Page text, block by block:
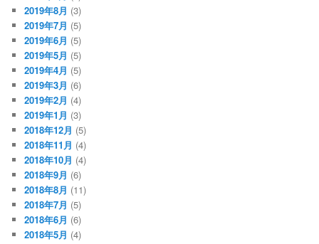
2019年8月 (3)
2019年7月 (5)
2019年6月 (5)
2019年5月 (5)
2019年4月 (5)
2019年3月 (6)
2019年2月 (4)
2019年1月 (3)
2018年12月 (5)
2018年11月 (4)
2018年10月 (4)
2018年9月 (6)
2018年8月 (11)
2018年7月 (5)
2018年6月 (6)
2018年5月 (4)